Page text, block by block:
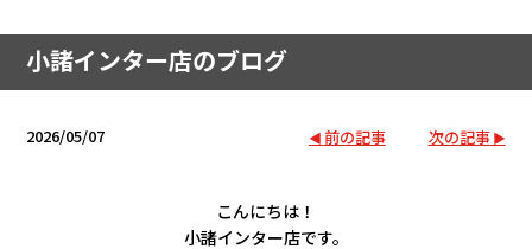
店舗情報
小諸インター店のブログ
2026/05/07 前の記事 次の記事
こんにちは！
小諸インター店です。